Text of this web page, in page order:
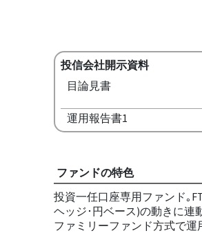
投信会社開示資料
目論見書
運用報告書1
ファンドの特色
投資一任口座専用ファンド｡
ヘッジ･円ベース)の動きに連
ファミリーファンド方式で運